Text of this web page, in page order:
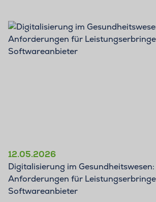
BLOG
12.05.2026
Digitalisierung im
Anforderungen für
Softwareanbieter